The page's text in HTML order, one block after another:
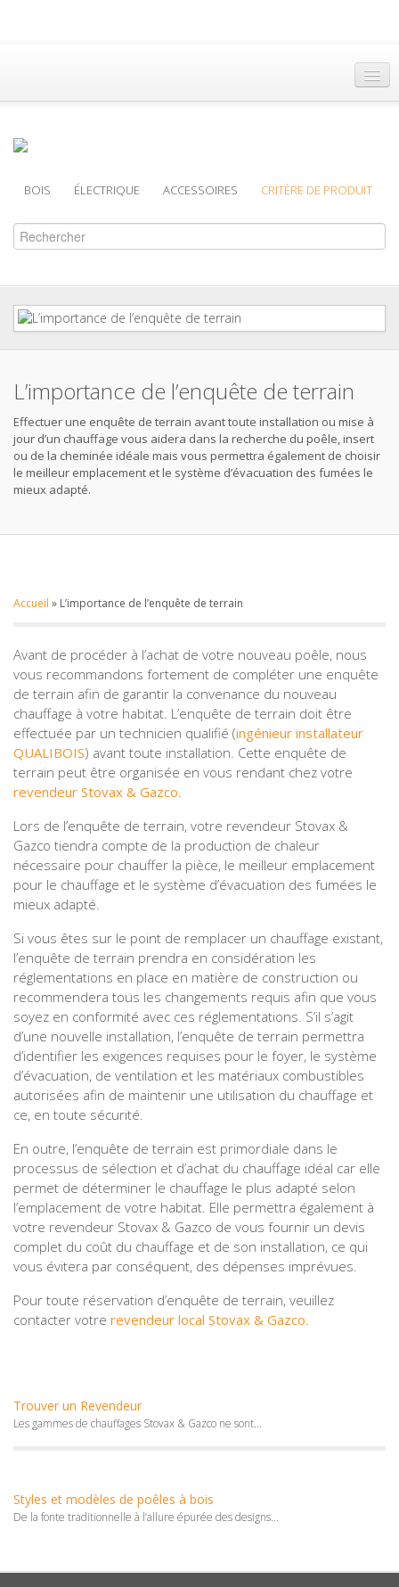
Accueil
Trouver un Revendeur
BOIS ÉLECTRIQUE ACCESSOIRES CRITÈRE DE PRODUIT
L’importance de l’enquête de terrain
Effectuer une enquête de terrain avant toute installation ou mise à
jour d’un chauffage vous aidera dans la recherche du poêle, insert
ou de la cheminée idéale mais vous permettra également de choisir
le meilleur emplacement et le système d’évacuation des fumées le
mieux adapté.
Accueil » L’importance de l’enquête de terrain
Avant de procéder à l’achat de votre nouveau poêle, nous
vous recommandons fortement de compléter une enquête
de terrain afin de garantir la convenance du nouveau
chauffage à votre habitat. L’enquête de terrain doit être
effectuée par un technicien qualifié (ingénieur installateur
QUALIBOIS) avant toute installation. Cette enquête de
terrain peut être organisée en vous rendant chez votre
revendeur Stovax & Gazco.
Lors de l’enquête de terrain, votre revendeur Stovax &
Gazco tiendra compte de la production de chaleur
nécessaire pour chauffer la pièce, le meilleur emplacement
pour le chauffage et le système d’évacuation des fumées le
mieux adapté.
Si vous êtes sur le point de remplacer un chauffage existant,
l’enquête de terrain prendra en considération les
réglementations en place en matière de construction ou
recommendera tous les changements requis afin que vous
soyez en conformité avec ces réglementations. S’il s’agit
d’une nouvelle installation, l’enquête de terrain permettra
d’identifier les exigences requises pour le foyer, le système
d’évacuation, de ventilation et les matériaux combustibles
autorisées afin de maintenir une utilisation du chauffage et
ce, en toute sécurité.
En outre, l’enquête de terrain est primordiale dans le
processus de sélection et d’achat du chauffage idéal car elle
permet de déterminer le chauffage le plus adapté selon
l’emplacement de votre habitat. Elle permettra également à
votre revendeur Stovax & Gazco de vous fournir un devis
complet du coût du chauffage et de son installation, ce qui
vous évitera par conséquent, des dépenses imprévues.
Pour toute réservation d’enquête de terrain, veuillez
contacter votre revendeur local Stovax & Gazco.
Trouver un Revendeur
Les gammes de chauffages Stovax & Gazco ne sont...
Styles et modèles de poêles à bois
De la fonte traditionnelle à l’allure épurée des designs...